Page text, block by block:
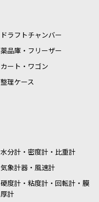
ドラフトチャンバー
薬品庫・フリーザー
カート・ワゴン
整理ケース
水分計・密度計・比重計
気象計器・風速計
硬度計・粘度計・回転計・膜
厚計